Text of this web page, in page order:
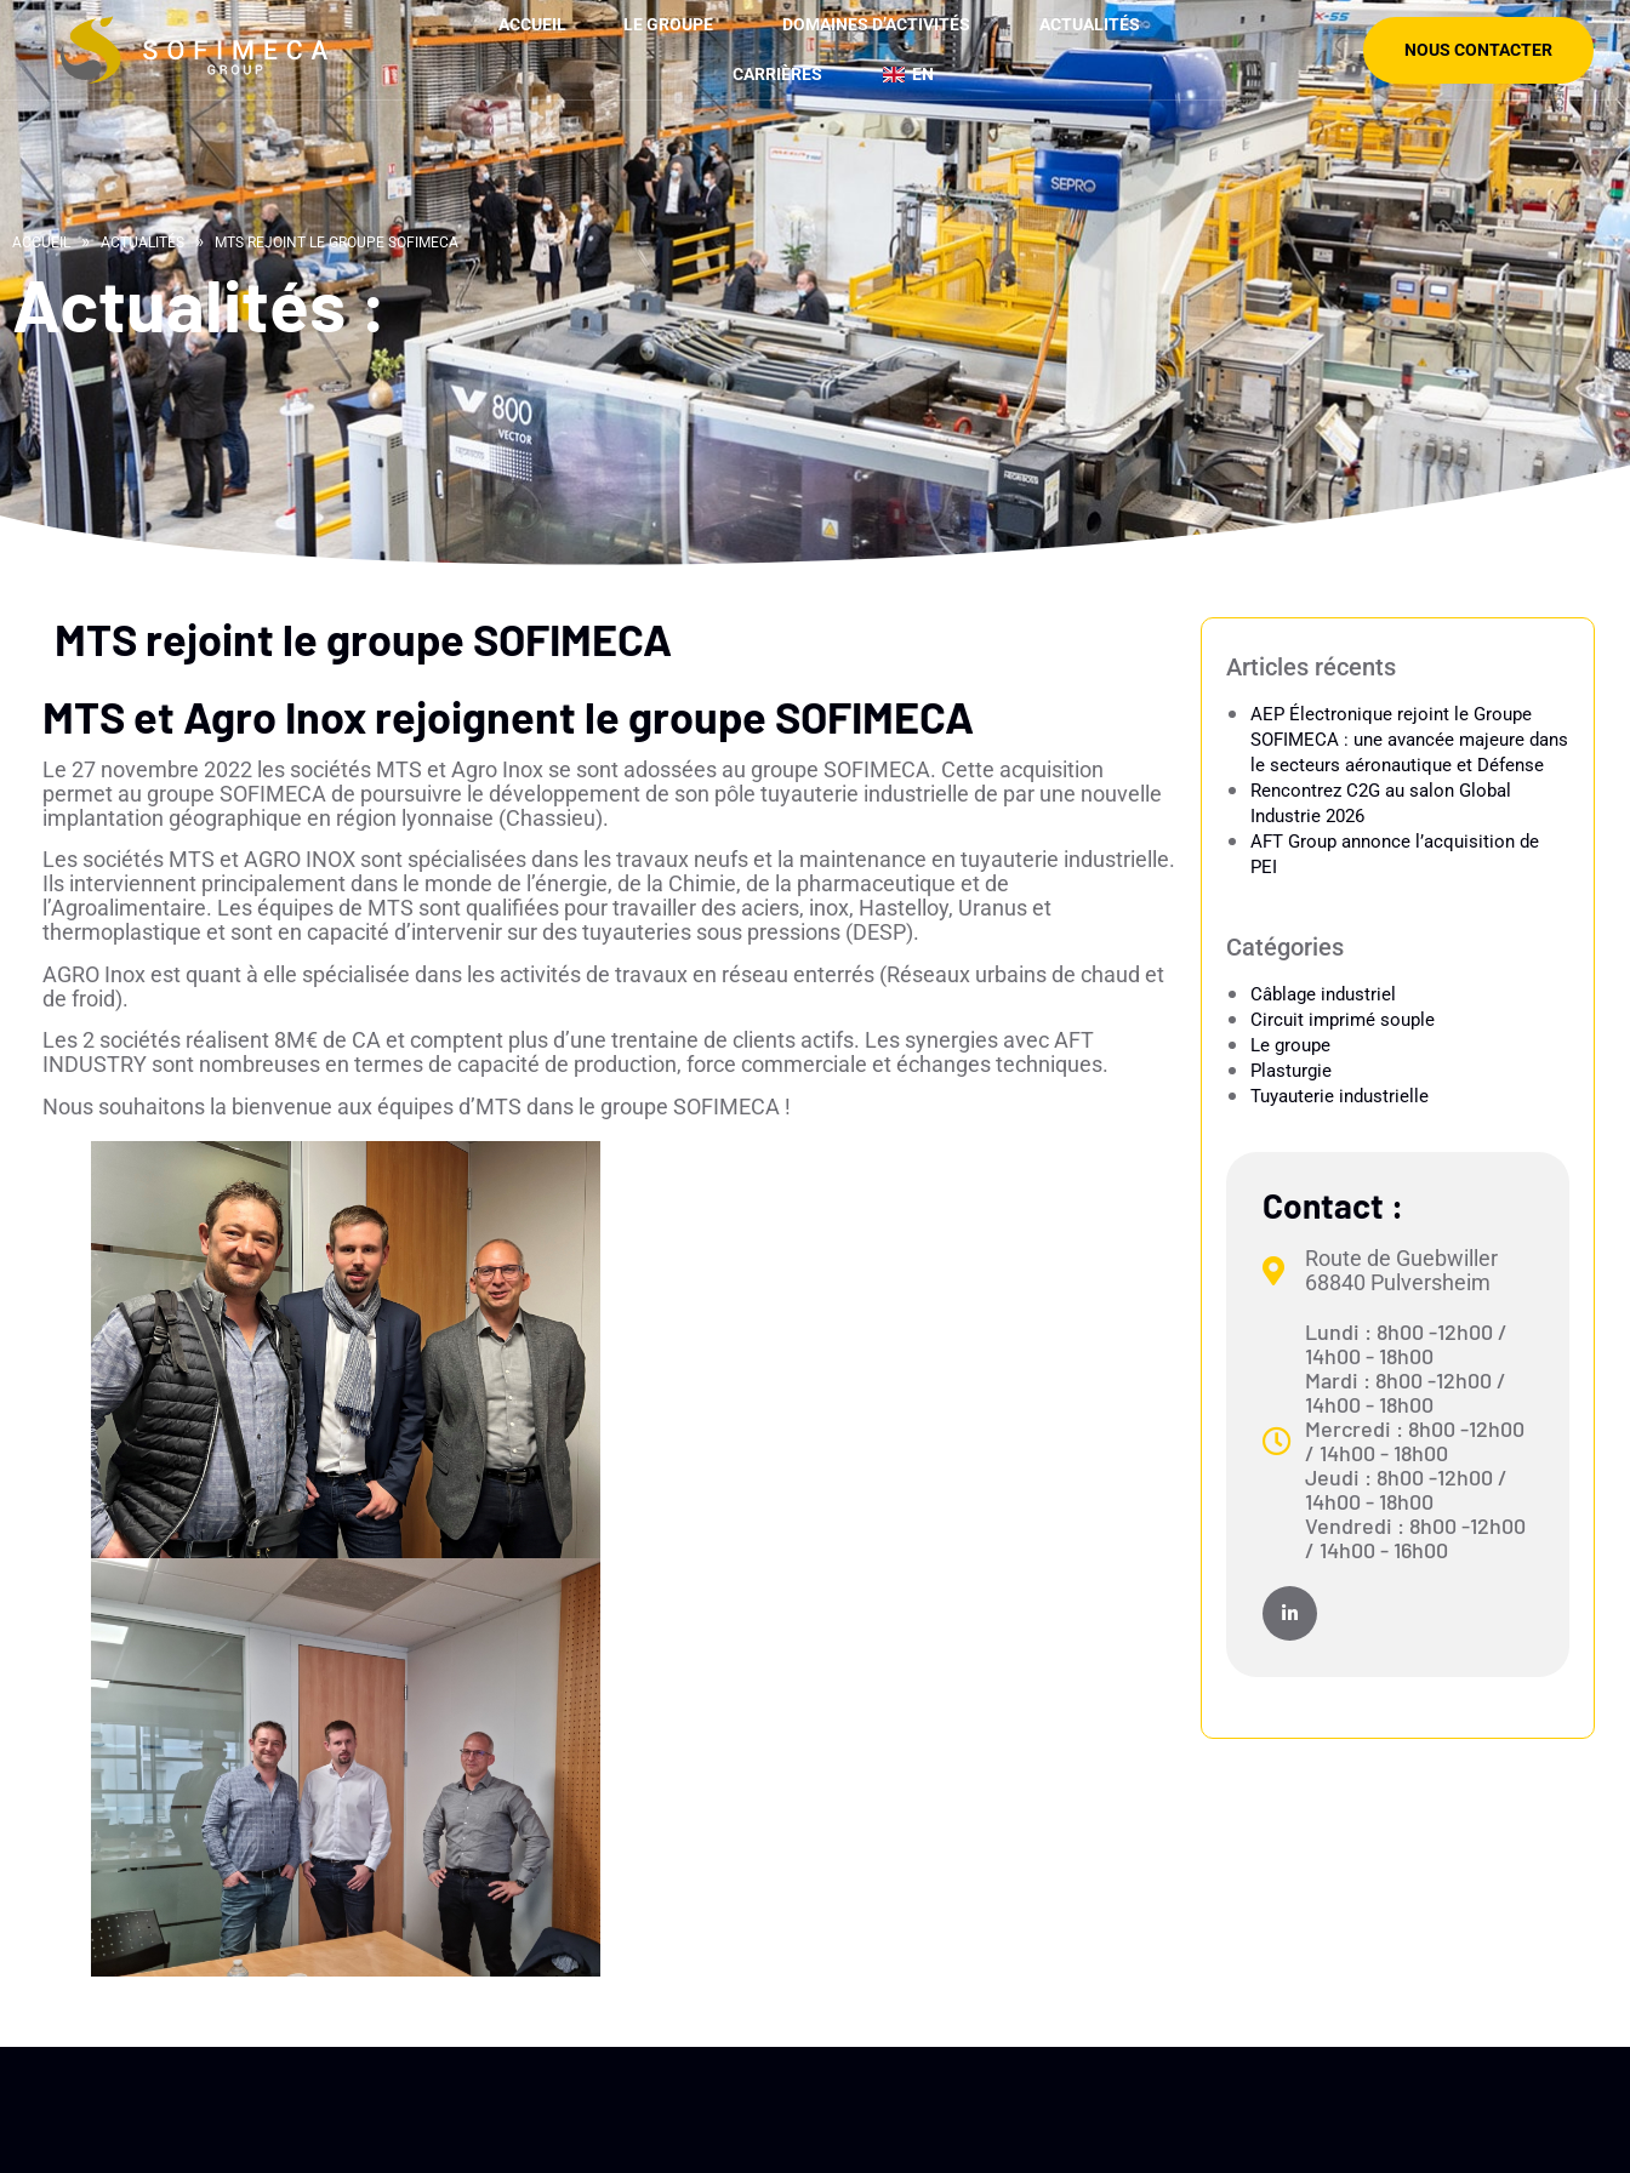
ACCUEIL LE GROUPE DOMAINES D’ACTIVITÉS ACTUALITÉS
CARRIÈRES EN
NOUS CONTACTER
ACCUEIL » ACTUALITÉS » MTS REJOINT LE GROUPE SOFIMECA
Actualités :
MTS rejoint le groupe SOFIMECA
MTS et Agro Inox rejoignent le groupe SOFIMECA
Le 27 novembre 2022 les sociétés MTS et Agro Inox se sont adossées au groupe SOFIMECA. Cette acquisition
permet au groupe SOFIMECA de poursuivre le développement de son pôle tuyauterie industrielle de par une nouvelle
implantation géographique en région lyonnaise (Chassieu).
Les sociétés MTS et AGRO INOX sont spécialisées dans les travaux neufs et la maintenance en tuyauterie industrielle.
Ils interviennent principalement dans le monde de l’énergie, de la Chimie, de la pharmaceutique et de
l’Agroalimentaire. Les équipes de MTS sont qualifiées pour travailler des aciers, inox, Hastelloy, Uranus et
thermoplastique et sont en capacité d’intervenir sur des tuyauteries sous pressions (DESP).
AGRO Inox est quant à elle spécialisée dans les activités de travaux en réseau enterrés (Réseaux urbains de chaud et
de froid).
Les 2 sociétés réalisent 8M€ de CA et comptent plus d’une trentaine de clients actifs. Les synergies avec AFT
INDUSTRY sont nombreuses en termes de capacité de production, force commerciale et échanges techniques.
Nous souhaitons la bienvenue aux équipes d’MTS dans le groupe SOFIMECA !
Articles récents
AEP Électronique rejoint le Groupe
SOFIMECA : une avancée majeure dans
le secteurs aéronautique et Défense
Rencontrez C2G au salon Global
Industrie 2026
AFT Group annonce l’acquisition de
PEI
Catégories
Câblage industriel​
Circuit imprimé souple
Le groupe
Plasturgie
Tuyauterie industrielle​
Contact :
Route de Guebwiller
68840 Pulversheim
Lundi : 8h00 -12h00 /
14h00 - 18h00
Mardi : 8h00 -12h00 /
14h00 - 18h00
Mercredi : 8h00 -12h00
/ 14h00 - 18h00
Jeudi : 8h00 -12h00 /
14h00 - 18h00
Vendredi : 8h00 -12h00
/ 14h00 - 16h00